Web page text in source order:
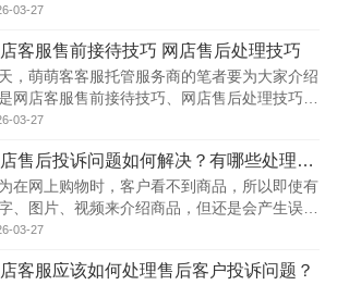
店售后问题时，需要遵循一定的原则和流程
到售后问题时，客服外包人员以积极的态度迎
03-27
客服售前接待技巧 网店售后处理技巧
，萌萌客客服托管服务商的笔者要为大家介绍
网店客服售前接待技巧、网店售后处理技巧，
能帮到大家。 一、售前技巧 快速响应：客服
第一次答复客户的速度越快，成单几率越高。
03-27
网店售后投诉问题如何解决？有哪些处理技巧？
在网上购物时，客户看不到商品，所以即使有
、图片、视频来介绍商品，但还是会产生误
因此每个网店都会有各种各样的售后问题，对
那么有什么处理售后投诉的技巧吗? 1、客服
03-27
客服应该如何处理售后客户投诉问题？